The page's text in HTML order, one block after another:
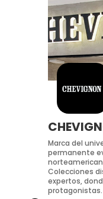
Marca del
permanente
Colecciones
expertos,
protagonistas.